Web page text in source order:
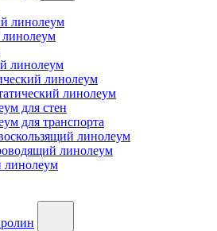
линолеум
линолеум
линолеум
линолеум
для стен
для транспорта
линолеум
линолеум